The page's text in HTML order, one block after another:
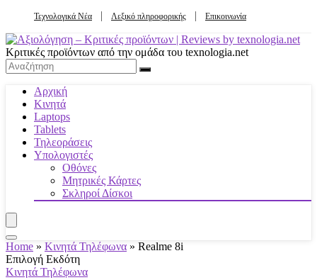
Τεχνολογικά Νέα Λεξικό πληροφορικής Επικοινωνία
Κριτικές προϊόντων από την ομάδα του texnologia.net
Αρχική
Κινητά
Laptops
Tablets
Τηλεοράσεις
Υπολογιστές
Οθόνες
Μητρικές Κάρτες
Σκληροί Δίσκοι
Home » Κινητά Τηλέφωνα » Realme 8i
Επιλογή Εκδότη
Κινητά Τηλέφωνα